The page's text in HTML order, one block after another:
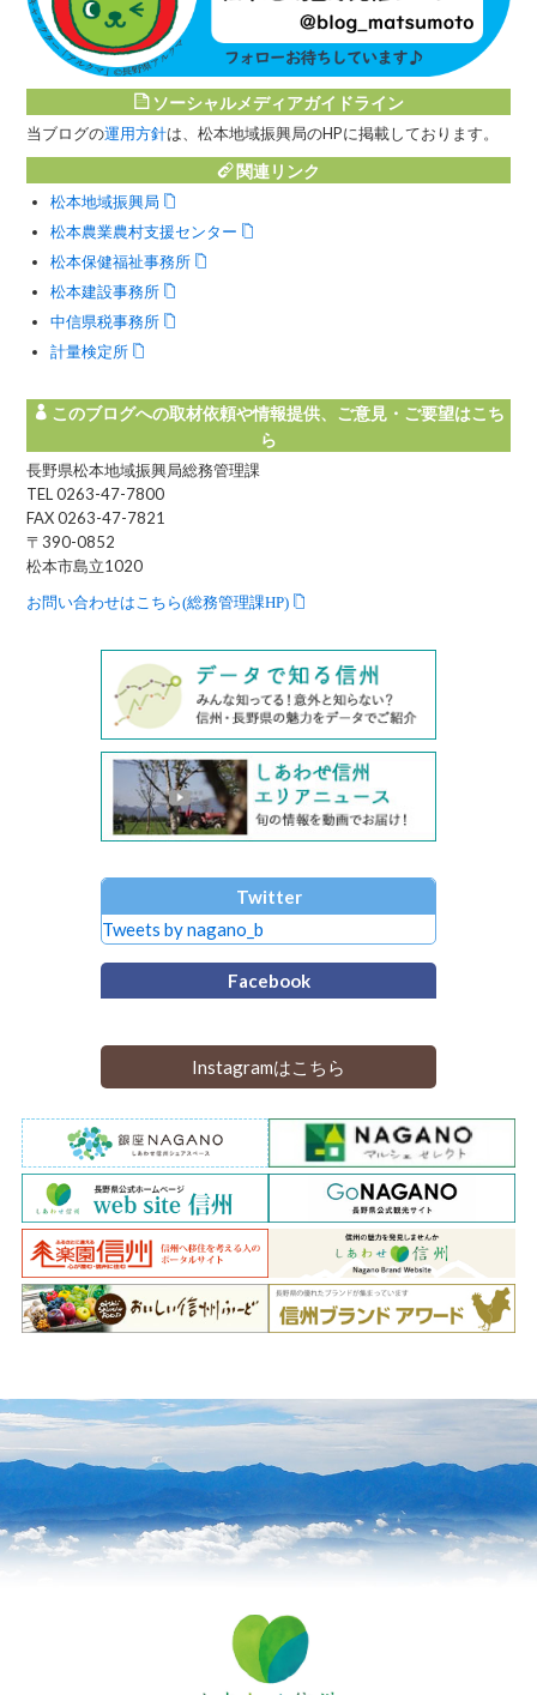
ソーシャルメディアガイドライン
当ブログの運用方針は、松本地域振興局のHPに掲載しております。
関連リンク
松本地域振興局
松本農業農村支援センター
松本保健福祉事務所
松本建設事務所
中信県税事務所
計量検定所
このブログへの取材依頼や情報提供、ご意見・ご要望はこち
ら
長野県松本地域振興局総務管理課
TEL 0263-47-7800
FAX 0263-47-7821
〒390-0852
松本市島立1020
お問い合わせはこちら(総務管理課HP)
Twitter
Tweets by nagano_b
Facebook
Instagramはこちら